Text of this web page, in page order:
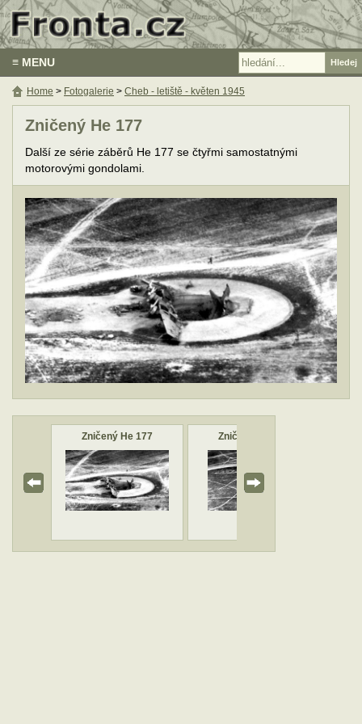
≡ MENU
Zničený He 177
Další ze série záběrů He 177 se čtyřmi samostatnými
motorovými gondolami.
Zničený He 177 Zničený He 177
Home > Fotogalerie > Cheb - letiště - květen 1945